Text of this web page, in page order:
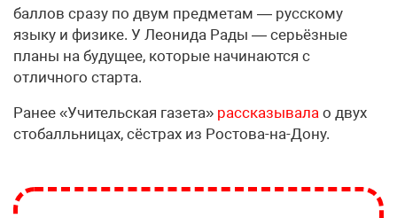
баллов сразу по двум предметам — русскому
языку и физике. У Леонида Рады — серьёзные
планы на будущее, которые начинаются с
отличного старта.
Ранее «Учительская газета» рассказывала о двух
стобалльницах, сёстрах из Ростова-на-Дону.